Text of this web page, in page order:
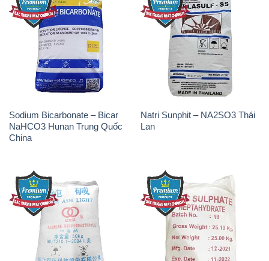
Sodium Bicarbonate – Bicar
NaHCO3 Hunan Trung Quốc
China
Natri Sunphit – NA2SO3 Thái
Lan